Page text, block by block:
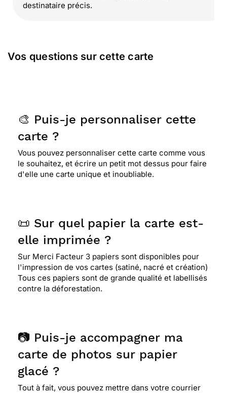
destinataire précis.
Vos questions sur cette carte
🎨 Puis-je personnaliser cette
carte ?
Vous pouvez personnaliser cette carte comme vous
le souhaitez, et écrire un petit mot dessus pour faire
d'elle une carte unique et inoubliable.
📜 Sur quel papier la carte est-
elle imprimée ?
Sur Merci Facteur 3 papiers sont disponibles pour
l'impression de vos cartes (satiné, nacré et création)
Tous ces papiers sont de grande qualité et labellisés
contre la déforestation.
📷 Puis-je accompagner ma
carte de photos sur papier
glacé ?
Tout à fait, vous pouvez mettre dans votre courrier